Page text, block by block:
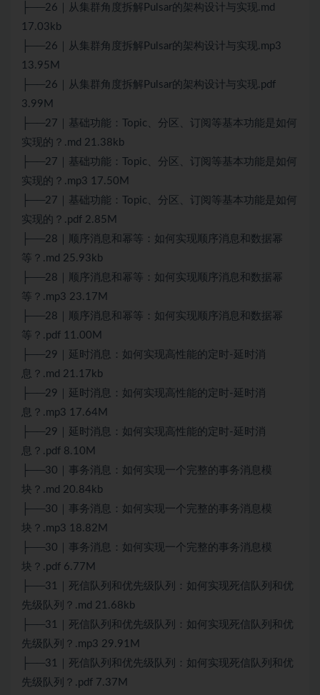
├──26｜从集群角度拆解Pulsar的架构设计与实现.md
17.03kb
├──26｜从集群角度拆解Pulsar的架构设计与实现.mp3
13.95M
├──26｜从集群角度拆解Pulsar的架构设计与实现.pdf
3.99M
├──27｜基础功能：Topic、分区、订阅等基本功能是如何
实现的？.md 21.38kb
├──27｜基础功能：Topic、分区、订阅等基本功能是如何
实现的？.mp3 17.50M
├──27｜基础功能：Topic、分区、订阅等基本功能是如何
实现的？.pdf 2.85M
├──28｜顺序消息和幂等：如何实现顺序消息和数据幂
等？.md 25.93kb
├──28｜顺序消息和幂等：如何实现顺序消息和数据幂
等？.mp3 23.17M
├──28｜顺序消息和幂等：如何实现顺序消息和数据幂
等？.pdf 11.00M
├──29｜延时消息：如何实现高性能的定时-延时消
息？.md 21.17kb
├──29｜延时消息：如何实现高性能的定时-延时消
息？.mp3 17.64M
├──29｜延时消息：如何实现高性能的定时-延时消
息？.pdf 8.10M
├──30｜事务消息：如何实现一个完整的事务消息模
块？.md 20.84kb
├──30｜事务消息：如何实现一个完整的事务消息模
块？.mp3 18.82M
├──30｜事务消息：如何实现一个完整的事务消息模
块？.pdf 6.77M
├──31｜死信队列和优先级队列：如何实现死信队列和优
先级队列？.md 21.68kb
├──31｜死信队列和优先级队列：如何实现死信队列和优
先级队列？.mp3 29.91M
├──31｜死信队列和优先级队列：如何实现死信队列和优
先级队列？.pdf 7.37M